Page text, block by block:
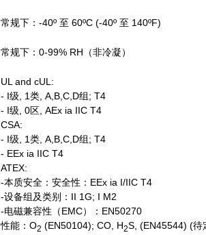
常规下：-40º 至 60ºC (-40º 至 140ºF)
常规下：0-99% RH（非冷凝）
UL and cUL:
- I级, 1类, A,B,C,D组; T4
- I级, 0区, AEx ia IIC T4
CSA:
- I级, 1类, A,B,C,D组; T4
- EEx ia IIC T4
ATEX:
-本质安全：安全性：EEx ia I/IIC T4
-设备组及类别：II 1G; I M2
-电磁兼容性（EMC）：EN50270
性能：O2 (EN50104); CO, H2S, (EN45544) (待